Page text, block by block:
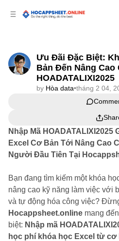
Ưu Đãi Đặc Biệt:
Bản Đến Nâng Cao
HOADATALIXI2025
by Hòa data•tháng 2 04,
Nhập Mã HOADATALIXI2025
Excel Cơ Bản Tới Nâng Cao
Người Đầu Tiên Tại
Bạn đang tìm kiếm một khóa
nâng cao kỹ năng làm việc với
và tự động hóa công việc?
Hocappsheet.onlinemang
biệt: Nhập mã
học phí khóa học Excel từ